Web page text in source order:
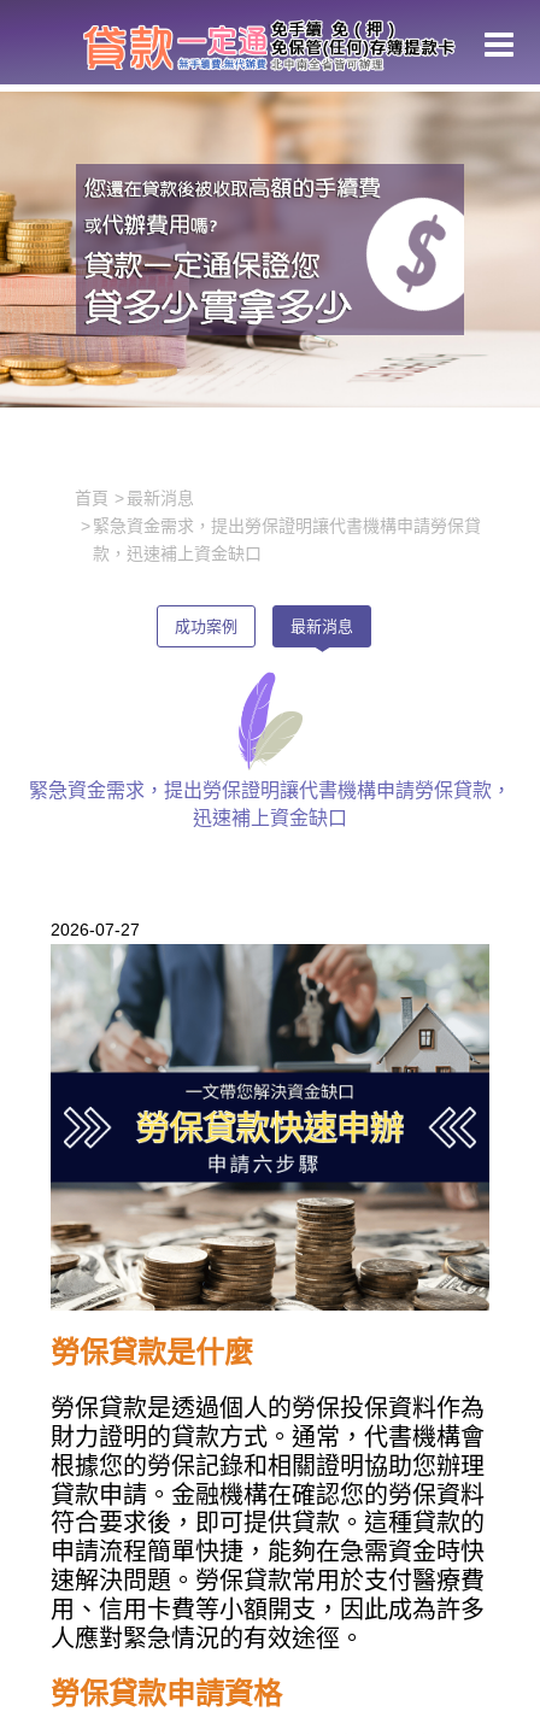
首頁
最新消息
緊急資金需求，提出勞保證明讓代書機構申請勞保貸
款，迅速補上資金缺口
成功案例 最新消息
緊急資金需求，提出勞保證明讓代書機構申請勞保貸款，
迅速補上資金缺口
2026-07-27
勞保貸款是什麼
勞保貸款是透過個人的勞保投保資料作為
財力證明的貸款方式。通常，代書機構會
根據您的勞保記錄和相關證明協助您辦理
貸款申請。金融機構在確認您的勞保資料
符合要求後，即可提供貸款。這種貸款的
申請流程簡單快捷，能夠在急需資金時快
速解決問題。勞保貸款常用於支付醫療費
用、信用卡費等小額開支，因此成為許多
人應對緊急情況的有效途徑。
勞保貸款申請資格